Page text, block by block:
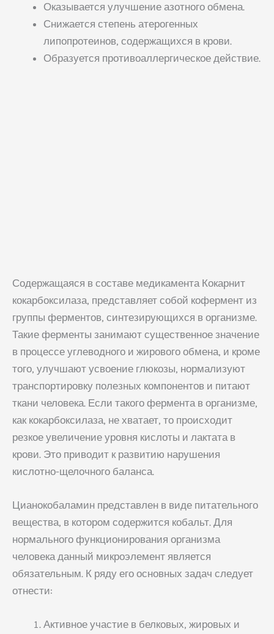
Оказывается улучшение азотного обмена.
Снижается степень атерогенных
липопротеинов, содержащихся в крови.
Образуется противоаллергическое действие.
Содержащаяся в составе медикамента Кокарнит
кокарбоксилаза, представляет собой кофермент из
группы ферментов, синтезирующихся в организме.
Такие ферменты занимают существенное значение
в процессе углеводного и жирового обмена, и кроме
того, улучшают усвоение глюкозы, нормализуют
транспортировку полезных компонентов и питают
ткани человека. Если такого фермента в организме,
как кокарбоксилаза, не хватает, то происходит
резкое увеличение уровня кислоты и лактата в
крови. Это приводит к развитию нарушения
кислотно-щелочного баланса.
Цианокобаламин представлен в виде питательного
вещества, в котором содержится кобальт. Для
нормального функционирования организма
человека данный микроэлемент является
обязательным. К ряду его основных задач следует
отнести:
Активное участие в белковых, жировых и